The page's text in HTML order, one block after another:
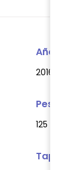
Año
2016
Peso
125 gr.
Tapa